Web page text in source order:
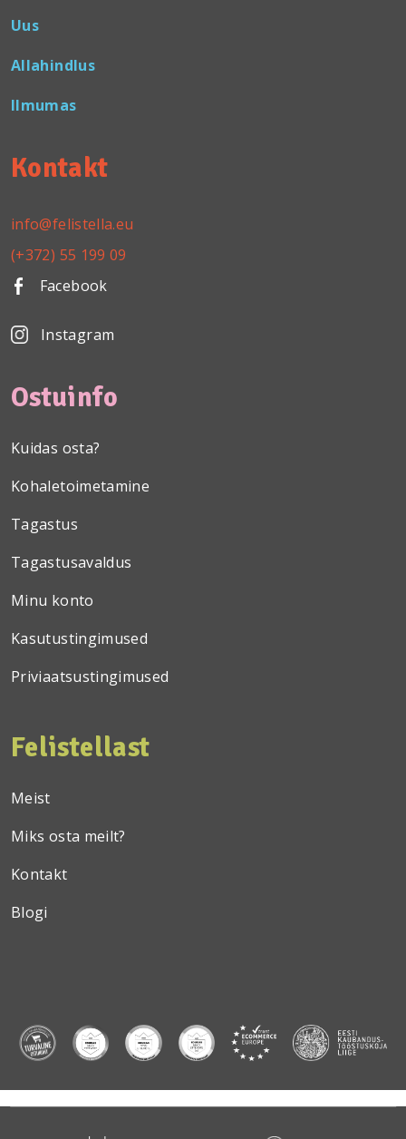
Uus
Allahindlus
Ilmumas
Kontakt
info@felistella.eu
(+372) 55 199 09
Facebook
Instagram
Ostuinfo
Kuidas osta?
Kohaletoimetamine
Tagastus
Tagastusavaldus
Minu konto
Kasutustingimused
Priviaatsustingimused
Felistellast
Meist
Miks osta meilt?
Kontakt
Blogi